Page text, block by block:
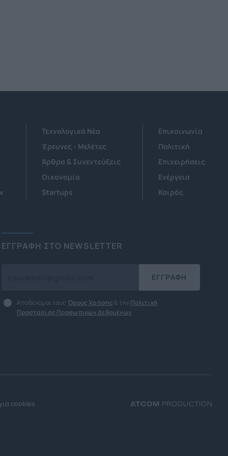
Τεχνολογικά Νέα
Έρευνες - Μελέτες
Άρθρα & Συνεντεύξεις
Οικονομία
Startups
Επικοινωνία
Πολιτική
Επιχειρήσεις
Ενέργεια
Καιρός
ΕΓΓΡΑΦΗ ΣΤΟ NEWSLETTER
ΕΓΓΡΑΦΗ
Αποδέχομαι τους Όρους Χρήσης & την Πολιτική
Προστασίας Προσωπικών Δεδομένων
cookies